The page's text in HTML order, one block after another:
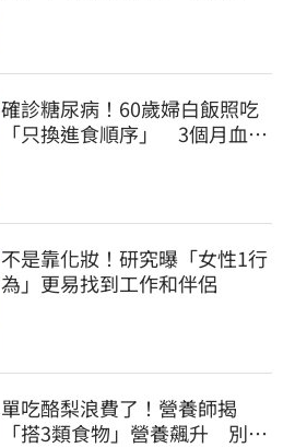
確診糖尿病！60歲婦白飯照吃
「只換進食順序」 3個月血糖
不是靠化妝！研究曝「女性1行
為」更易找到工作和伴侶
單吃酪梨浪費了！營養師揭
「搭3類食物」營養飆升 別再